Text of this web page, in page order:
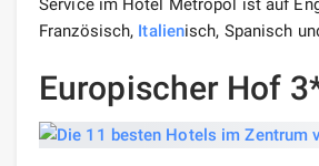
Service im Hotel Metropol ist auf
Französisch, Italienisch, Spanisch
Europischer Hof